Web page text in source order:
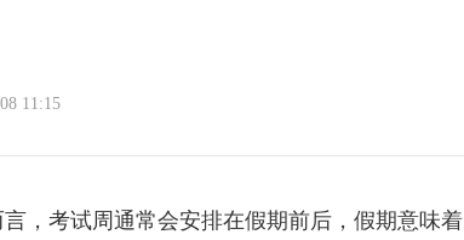
11:15
考试周通常会安排在假期前后，假期意味着